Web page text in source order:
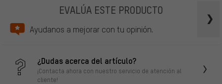
EVALÚA ESTE PRODUCTO
Ayudanos a mejorar con tu opinión.
¿Dudas acerca del artículo?
¡Contacta ahora con nuestro servicio de atención al
cliente!